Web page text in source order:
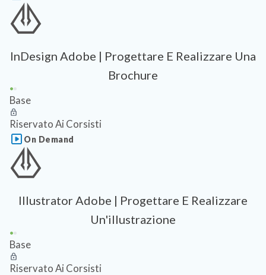
InDesign Adobe | Progettare E Realizzare Una
Brochure
Base
Riservato Ai Corsisti
On Demand
Illustrator Adobe | Progettare E Realizzare
Un'illustrazione
Base
Riservato Ai Corsisti